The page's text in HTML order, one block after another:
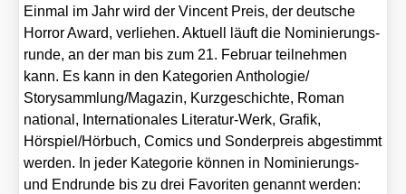
Ein­mal im Jahr wird der Vin­cent Preis, der deut­sche
Hor­ror Award, ver­lie­hen. Aktu­ell läuft die Nomi­nie­rungs­
run­de, an der man bis zum 21. Febru­ar teil­neh­men
kann. Es kann in den Kate­go­rien Anthologie/​
Storysammlung/​Magazin, Kurz­ge­schich­te, Roman
natio­nal, Inter­na­tio­na­les Lite­ra­tur-Werk, Gra­fik,
Hörspiel/​Hörbuch, Comics und Son­der­preis abge­stimmt
wer­den. In jeder Kate­go­rie kön­nen in Nomi­nie­rungs-
und End­run­de bis zu drei Favo­ri­ten genannt wer­den: